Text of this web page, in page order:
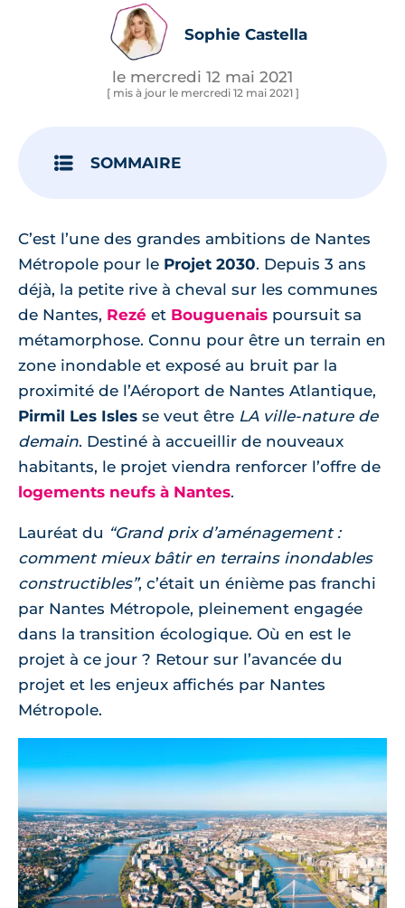
Sophie Castella
le mercredi 12 mai 2021
[ mis à jour le mercredi 12 mai 2021 ]
SOMMAIRE
C’est l’une des grandes ambitions de Nantes
Métropole pour le Projet 2030. Depuis 3 ans
déjà, la petite rive à cheval sur les communes
de Nantes, Rezé et Bouguenais poursuit sa
métamorphose. Connu pour être un terrain en
zone inondable et exposé au bruit par la
proximité de l’Aéroport de Nantes Atlantique,
Pirmil Les Isles se veut être LA ville-nature de
demain. Destiné à accueillir de nouveaux
habitants, le projet viendra renforcer l’offre de
logements neufs à Nantes.
Lauréat du “Grand prix d’aménagement :
comment mieux bâtir en terrains inondables
constructibles”, c’était un énième pas franchi
par Nantes Métropole, pleinement engagée
dans la transition écologique. Où en est le
projet à ce jour ? Retour sur l’avancée du
projet et les enjeux affichés par Nantes
Métropole.